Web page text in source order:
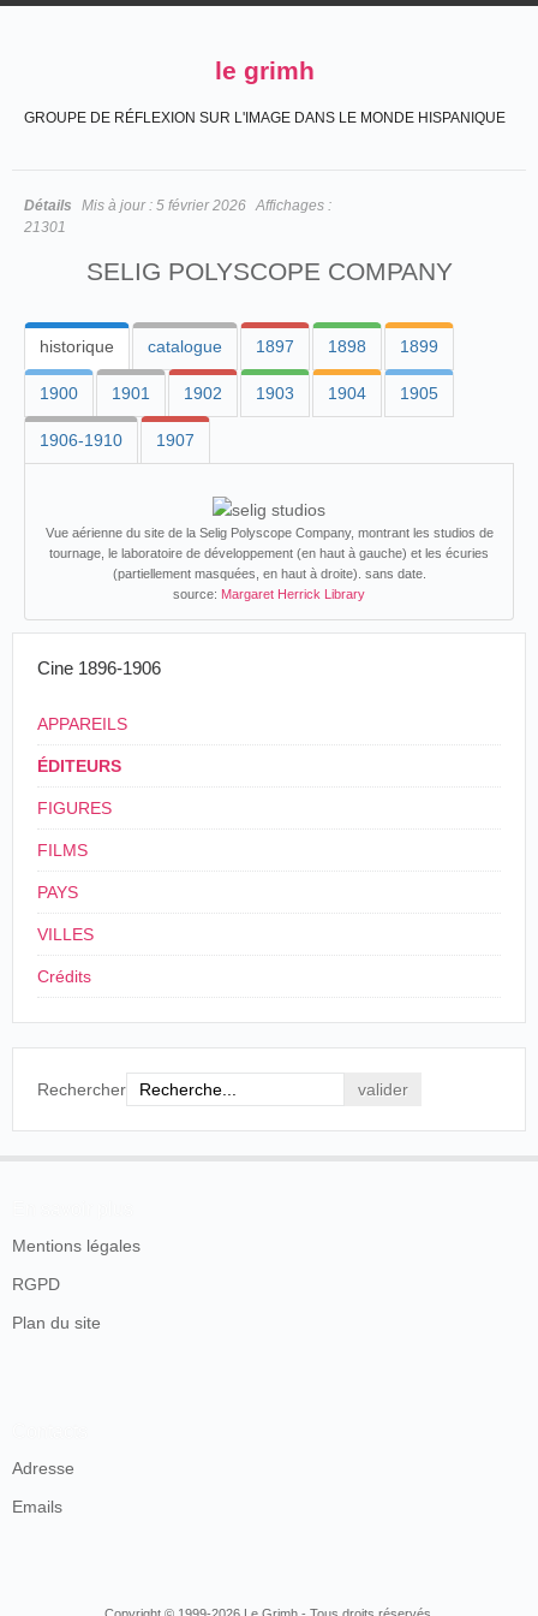
le grimh
GROUPE DE RÉFLEXION SUR L'IMAGE DANS LE MONDE HISPANIQUE
Détails Mis à jour : 5 février 2026 Affichages :
21301
SELIG POLYSCOPE COMPANY
historique catalogue 1897 1898 1899
1900 1901 1902 1903 1904 1905
1906-1910 1907
Vue aérienne du site de la Selig Polyscope Company, montrant les studios de
tournage, le laboratoire de développement (en haut à gauche) et les écuries
(partiellement masquées, en haut à droite). sans date.
source: Margaret Herrick Library
Cine 1896-1906
APPAREILS
ÉDITEURS
FIGURES
FILMS
PAYS
VILLES
Crédits
Rechercher
Mentions légales
RGPD
Plan du site
Adresse
Emails